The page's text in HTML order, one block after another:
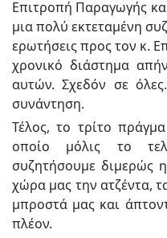
Επιτροπή Παραγωγής
μια πολύ εκτεταμένη
ερωτήσεις προς τον κ.
χρονικό διάστημα
αυτών. Σχεδόν σε
συνάντηση.
Τέλος, το τρίτο
οποίο μόλις το
συζητήσουμε διμερώς
χώρα μας την ατζέντα,
μπροστά μας και
πλέον.